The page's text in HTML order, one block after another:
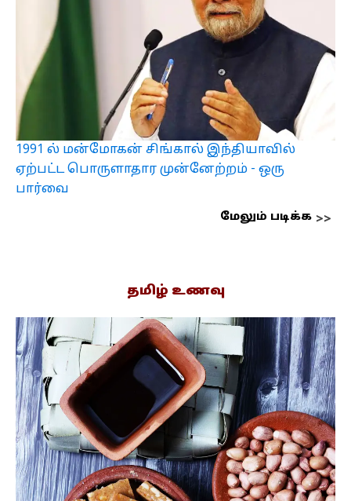
1991 ல் மன்மோகன் சிங்கால் இந்தியாவில்
ஏற்பட்ட பொருளாதார முன்னேற்றம் - ஒரு
பார்வை
மேலும் படிக்க
தமிழ் உணவு